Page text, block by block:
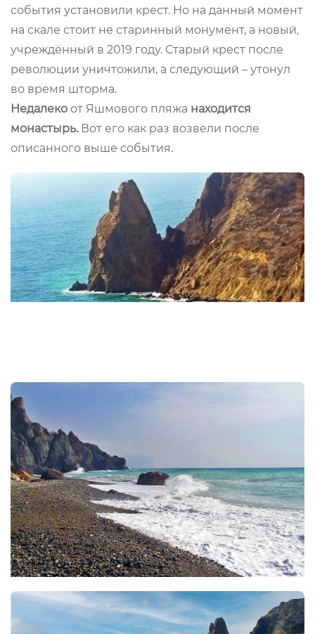
события установили крест. Но на данный момент
на скале стоит не старинный монумент, а новый,
учреждённый в 2019 году. Старый крест после
революции уничтожили, а следующий – утонул
во время шторма.
Недалеко от Яшмового пляжа находится
монастырь. Вот его как раз возвели после
описанного выше события.